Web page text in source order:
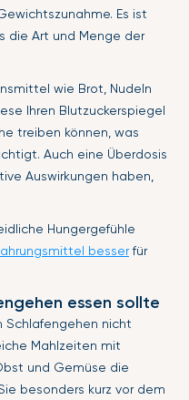
Es ist
die Art und Menge der
wie Brot, Nudeln
Ihren Blutzuckerspiegel
treiben können, was
Auch eine Überdosis
Auswirkungen haben,
Hungergefühle
besserfür
essen sollte
Schlafengehen nicht
Mahlzeiten mit
und Gemüse die
besonders kurz vor dem